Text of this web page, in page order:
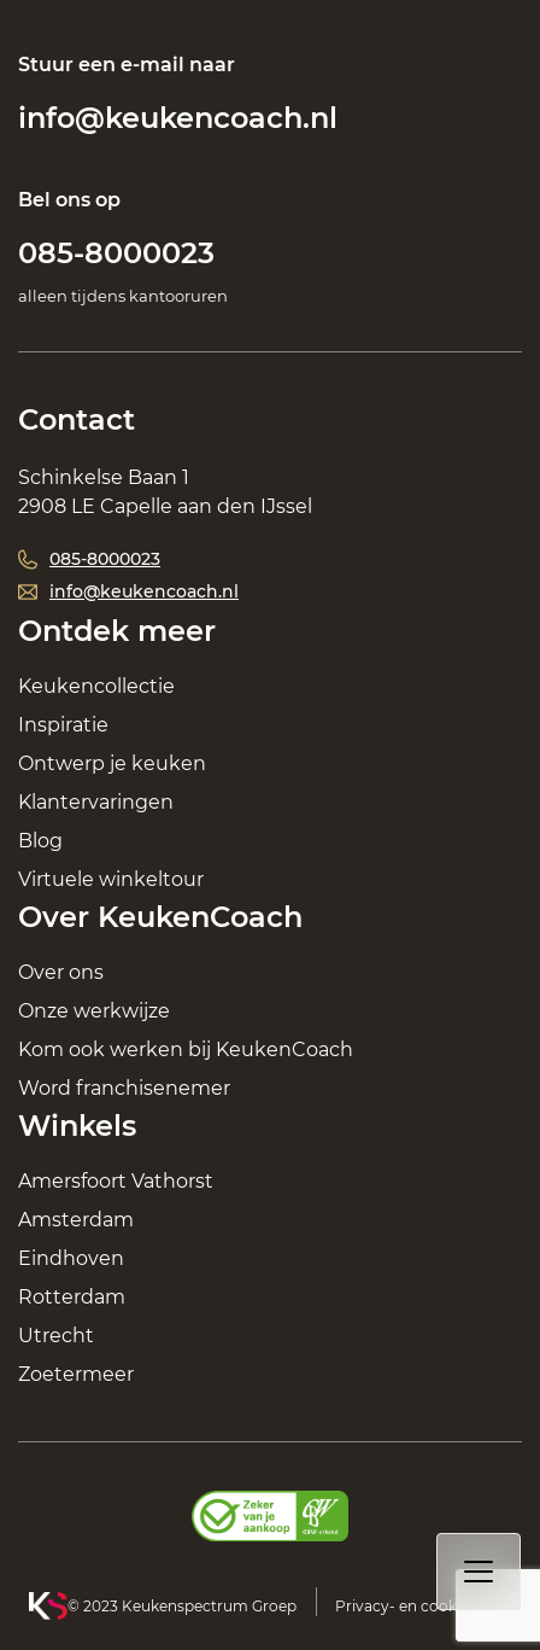
Stuur een e-mail naar
info@keukencoach.nl
Bel ons op
085-8000023
alleen tijdens kantooruren
Contact
Schinkelse Baan 1
2908 LE Capelle aan den IJssel
085-8000023
info@keukencoach.nl
Ontdek meer
Keukencollectie
Inspiratie
Ontwerp je keuken
Klantervaringen
Blog
Virtuele winkeltour
Over KeukenCoach
Over ons
Onze werkwijze
Kom ook werken bij KeukenCoach
Word franchisenemer
Winkels
Amersfoort Vathorst
Amsterdam
Eindhoven
Rotterdam
Utrecht
Zoetermeer
© 2023 Keukenspectrum Groep Privacy- en cookiebeleid